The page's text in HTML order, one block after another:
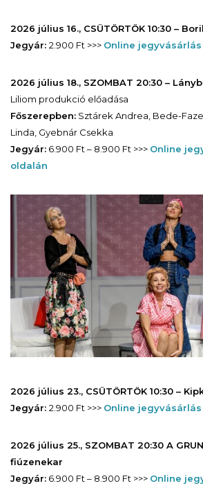
2026 július 16., CSÜTÖRTÖK 10:30 –
Jegyár: 2.900 Ft >>> Online
2026 július 18., SZOMBAT 20:30 –
Liliom produkció előadása
Főszerepben: Sztárek Andrea, Bede-
Linda, Gyebnár Csekka
Jegyár: 6.900 Ft – 8.900 Ft >>> Online
oldalán
2026 július 23., CSÜTÖRTÖK 10:30 –
Jegyár: 2.900 Ft >>> Online
2026 július 25., SZOMBAT 20:30 A
fiúzenekar
Jegyár: 6.900 Ft – 8.900 Ft >>> Online